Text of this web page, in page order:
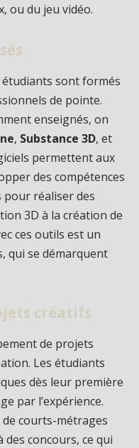
ou du jeu vidéo.
sont formés
de pointe.
enseignés, on
, Substance 3D, et
permettent aux
des compétences
pour réaliser des
3D à la création de
ces outils est un
qui se démarquent
créatifs
de projets
Les étudiants
dès leur première
par l’expérience.
courts-métrages
concours, ce qui